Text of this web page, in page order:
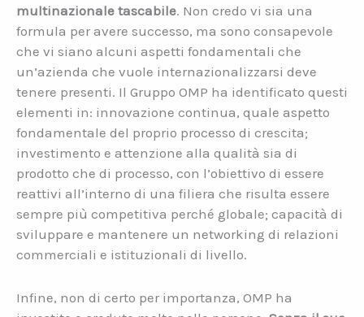
multinazionale tascabile. Non credo vi sia una
formula per avere successo, ma sono consapevole
che vi siano alcuni aspetti fondamentali che
un’azienda che vuole internazionalizzarsi deve
tenere presenti. Il Gruppo OMP ha identificato questi
elementi in: innovazione continua, quale aspetto
fondamentale del proprio processo di crescita;
investimento e attenzione alla qualità sia di
prodotto che di processo, con l’obiettivo di essere
reattivi all’interno di una filiera che risulta essere
sempre più competitiva perché globale; capacità di
sviluppare e mantenere un networking di relazioni
commerciali e istituzionali di livello.
Infine, non di certo per importanza, OMP ha